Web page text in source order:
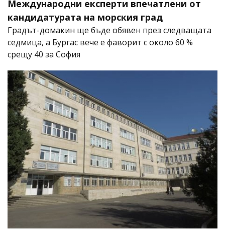
Международни експерти впечатлени от
кандидатурата на морския град
Градът-домакин ще бъде обявен през следващата
седмица, а Бургас вече е фаворит с около 60 %
срещу 40 за София